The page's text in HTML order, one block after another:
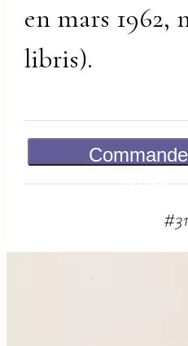
en mars 1962,
libris).
#